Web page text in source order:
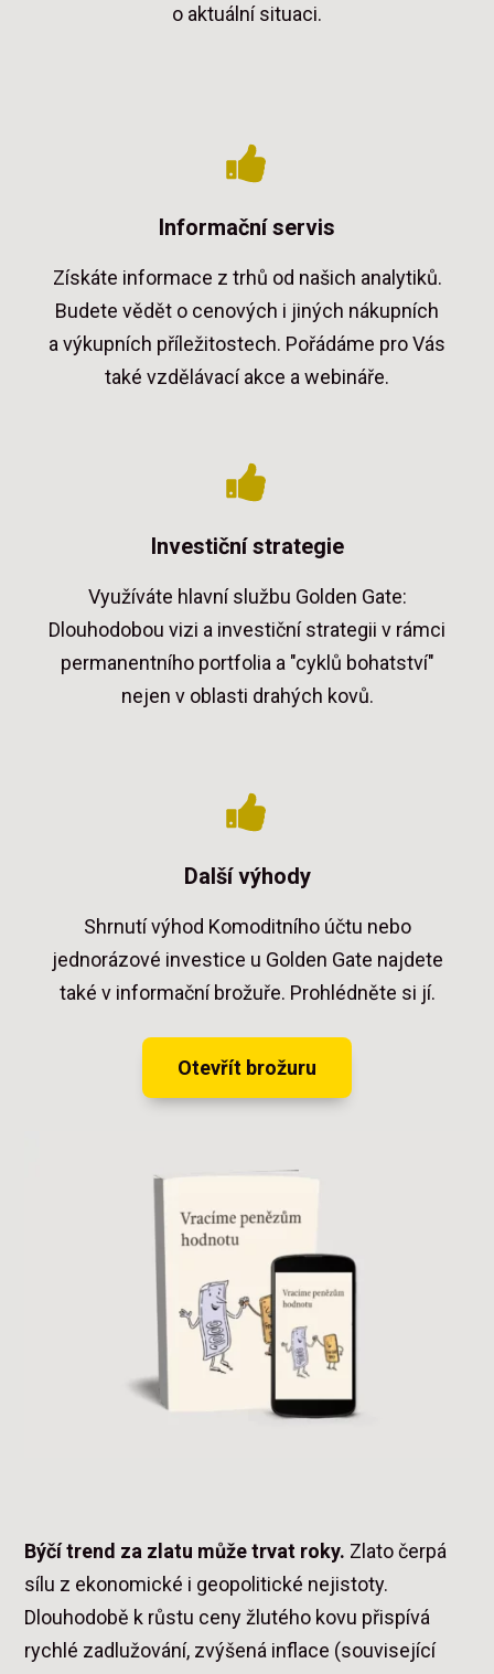
o aktuální situaci.
Informační servis
Získáte informace z trhů od našich analytiků.
Budete vědět o cenových i jiných nákupních
a výkupních příležitostech. Pořádáme pro Vás
také vzdělávací akce a webináře.
Investiční strategie
Využíváte hlavní službu Golden Gate:
Dlouhodobou vizi a investiční strategii v rámci
permanentního portfolia a "cyklů bohatství"
nejen v oblasti drahých kovů.
Další výhody
Shrnutí výhod Komoditního účtu nebo
jednorázové investice u Golden Gate najdete
také v informační brožuře. Prohlédněte si jí.
Otevřít brožuru
Býčí trend za zlatu může trvat roky. Zlato čerpá
sílu z ekonomické i geopolitické nejistoty.
Dlouhodobě k růstu ceny žlutého kovu přispívá
rychlé zadlužování, zvýšená inflace (související